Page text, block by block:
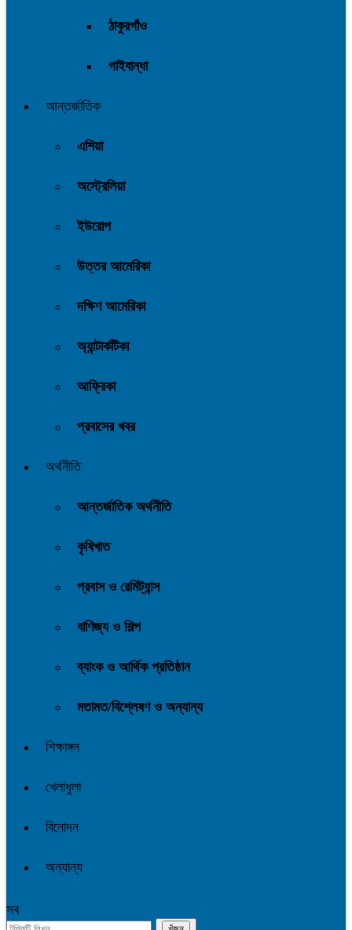
ঠাকুরগাঁও
গাইবান্ধা
আন্তর্জাতিক
এশিয়া
অস্ট্রেলিয়া
ইউরোপ
উত্তর আমেরিকা
দক্ষিণ আমেরিকা
অ্যান্টার্কটিকা
আফ্রিকা
প্রবাসের খবর
অর্থনীতি
আন্তর্জাতিক অর্থনীতি
কৃষিখাত
প্রবাস ও রেমিট্যান্স
বাণিজ্য ও শিল্প
ব্যাংক ও আর্থিক প্রতিষ্ঠান
মতামত/বিশ্লেষণ ও অন্যান্য
শিক্ষাঙ্গন
খেলাধুলা
বিনোদন
অন্যান্য
সব